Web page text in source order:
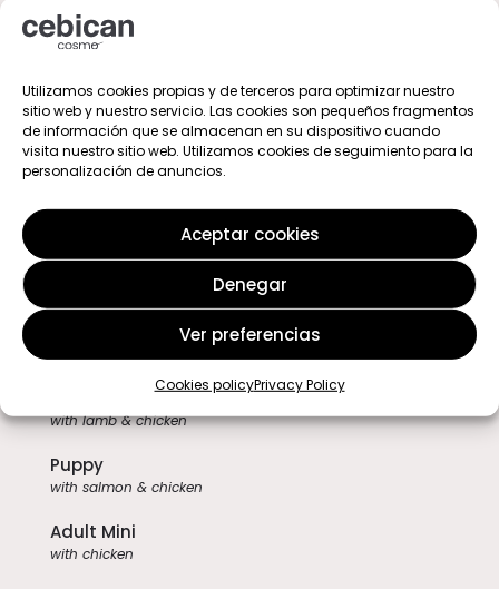
Utilizamos cookies propias y de terceros para optimizar nuestro
sitio web y nuestro servicio. Las cookies son pequeños fragmentos
de información que se almacenan en su dispositivo cuando
visita nuestro sitio web. Utilizamos cookies de seguimiento para la
personalización de anuncios.
Aceptar cookies
Denegar
Ver preferencias
Cookies policyPrivacy Policy
Pol. Ind. de Tremoedo, 36628, Pontevedra
(Spain)
with lamb & chicken
Puppy
with salmon & chicken
Adult Mini
with chicken